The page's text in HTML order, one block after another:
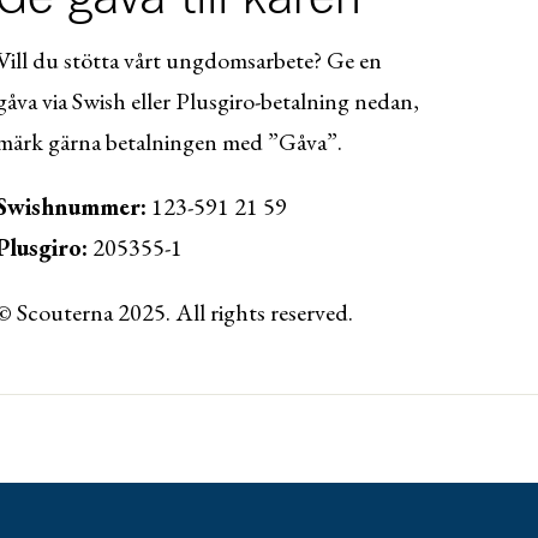
du stötta vårt ungdomsarbete? Ge en
via Swish eller Plusgiro-betalning nedan,
gärna betalningen med ”Gåva”.
123-591 21 59
205355-1
Scouterna 2025. All rights reserved.